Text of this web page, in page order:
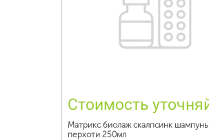
Стоимость
Матрикс биолаж скалпсинк
перхоти 250мл